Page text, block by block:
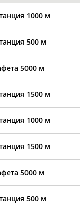
1000 м
500 м
5000 м
1500 м
1000 м
1500 м
5000 м
500 м